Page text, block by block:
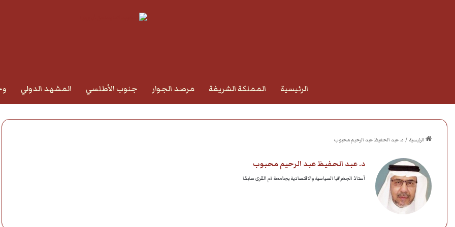
الرئيسية المملكة الشريفة مرصد الجوار جنوب الأطلسي المشهد الدولي
الرئيسية / د. عبد الحفيظ عبد الرحيم محبوب
د. عبد الحفيظ عبد الرحيم محبوب
أستاذ الجغرافيا السياسية والاقتصادية بجامعة ام القرى سابقا